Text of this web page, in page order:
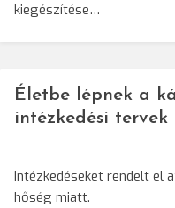
kiegészítése…
Életbe lépnek a
intézkedési tervek
Intézkedéseket rendelt el
hőség miatt.